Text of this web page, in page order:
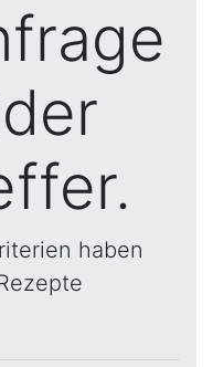
haben